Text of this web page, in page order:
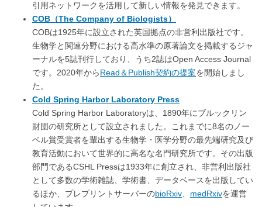
引用ネットワークを活用して新しい情報を発見できます。
COB（The Company of Biologists）
COBは1925年に設立された英国拠点の非営利出版社です。
生物学と関連分野における高水準の原著論文を掲載するジャ
ーナルを5誌刊行しており、うち2誌はOpen Access Journal
です。2020年からRead＆Publish契約の提案を開始しまし
た。
Cold Spring Harbor Laboratory Press
Cold Spring Harbor Laboratoryは、1890年にブルックリン
財団の研究所として設立されました。これまでに8名のノー
ベル賞受賞者を輩出する生物学・医学分野の最先端研究及び
教育活動において世界的に高名な名門研究所です。その出版
部門であるCSHL Pressは1933年に創立され、非営利出版社
として多数の学術雑誌、学術書、データベースを出版してい
るほか、プレプリントサーバーのbioRxiv、 medRxivを運営